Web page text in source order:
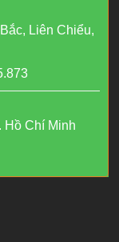
Liên Chiểu,
Hồ Chí Minh